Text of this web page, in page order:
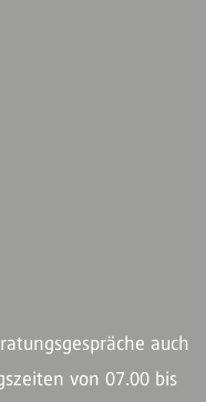
auch
von 07.00 bis